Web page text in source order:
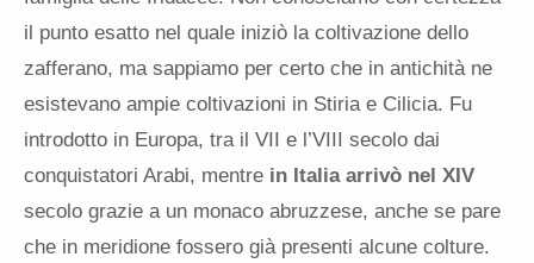
il punto esatto nel quale iniziò la coltivazione dello
zafferano, ma sappiamo per certo che in antichità ne
esistevano ampie coltivazioni in Stiria e Cilicia. Fu
introdotto in Europa, tra il VII e l’VIII secolo dai
conquistatori Arabi, mentre in Italia arrivò nel XIV
secolo grazie a un monaco abruzzese, anche se pare
che in meridione fossero già presenti alcune colture.